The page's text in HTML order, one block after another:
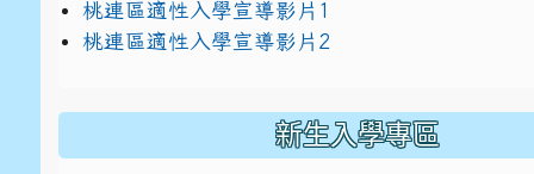
link to https://docs.google.com/
桃連區適性入學宣導影片1
link to https://docs.google.com/
桃連區適性入學宣導影片2
新生入學專區